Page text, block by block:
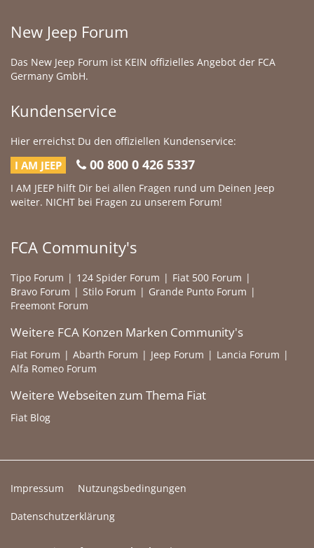
New Jeep Forum
Das New Jeep Forum ist KEIN offizielles Angebot der FCA
Germany GmbH.
Kundenservice
Hier erreichst Du den offiziellen Kundenservice:
I AM JEEP 00 800 0 426 5337
I AM JEEP hilft Dir bei allen Fragen rund um Deinen Jeep
weiter. NICHT bei Fragen zu unserem Forum!
FCA Community's
Tipo Forum 124 Spider Forum
Fiat 500 Forum
Bravo Forum
Stilo Forum
Grande Punto Forum
Freemont Forum
Weitere FCA Konzen Marken Community's
Fiat Forum Abarth Forum Jeep Forum
Lancia Forum
Alfa Romeo Forum
Weitere Webseiten zum Thema Fiat
Fiat Blog
Impressum Nutzungsbedingungen
Datenschutzerklärung